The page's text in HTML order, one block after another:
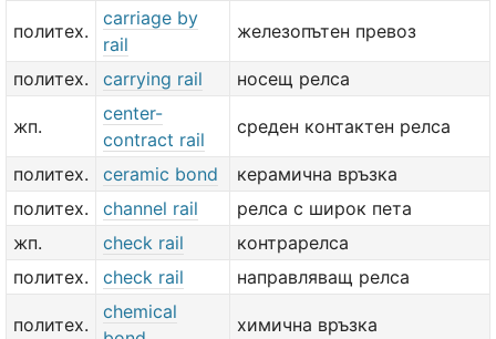
политех.
carriage by
rail
железопътен превоз
политех. carrying rail носещ релса
жп.
center-
contract rail
среден контактен релса
политех. ceramic bond
керамична връзка
политех.
channel rail
релса с широк пета
жп.
check rail
контрарелса
политех.
check rail направляващ релса
политех.
chemical
химична връзка